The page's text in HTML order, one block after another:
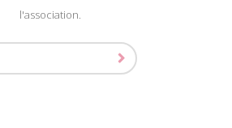
l'association.